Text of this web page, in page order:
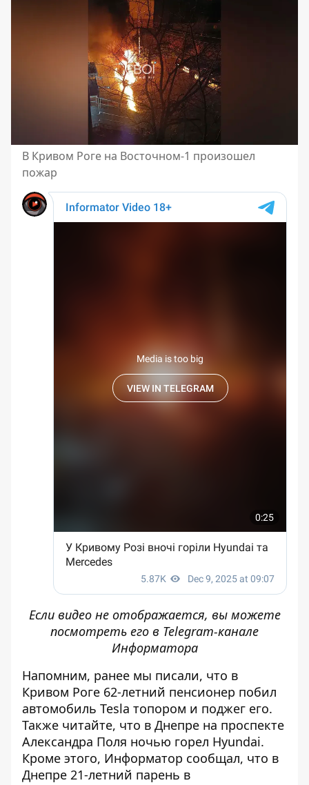
В Кривом Роге на Восточном-1 произошел
пожар
Если видео не отображается, вы можете
посмотреть его в Telegram-канале
Информатора
Напомним, ранее мы писали, что в
Кривом Роге 62-летний пенсионер побил
автомобиль Tesla топором и поджег его.
Также читайте, что в Днепре на проспекте
Александра Поля ночью горел Hyundai.
Кроме этого, Информатор сообщал, что в
Днепре 21-летний парень в